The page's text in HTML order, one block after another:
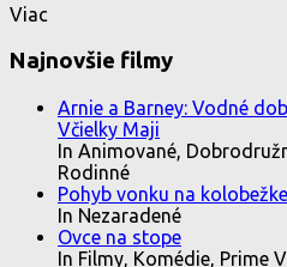
Viac
Najnovšie filmy
Arnie a Barney: Vodné
Včielky Maji
In Animované,
Rodinné
Pohyb vonku na
In Nezaradené
Ovce na stope
In Filmy, Komédie, Prime